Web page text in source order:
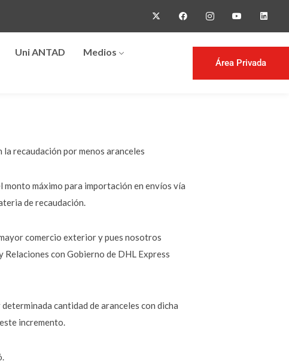
Uni ANTAD
Medios
Área Privada
recaudación por menos aranceles
monto máximo para importación en envíos vía
de recaudación.
comercio exterior y pues nosotros
con Gobierno de DHL Express
cantidad de aranceles con dicha
incremento.